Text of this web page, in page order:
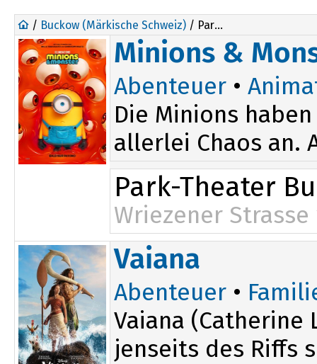
/ Buckow (Märkische Schweiz) / Park-Theater Buckow
Minions &
Abenteuer •
Die Minions
allerlei Chaos an.
Park-Theater
Wriezener Strasse
Vaiana
Abenteuer •
Vaiana
jenseits des Riffs